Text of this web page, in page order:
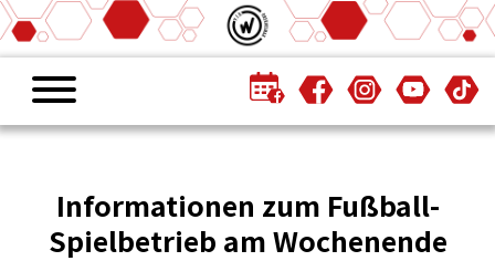
Informationen zum Fußball-
Spielbetrieb am Wochenende